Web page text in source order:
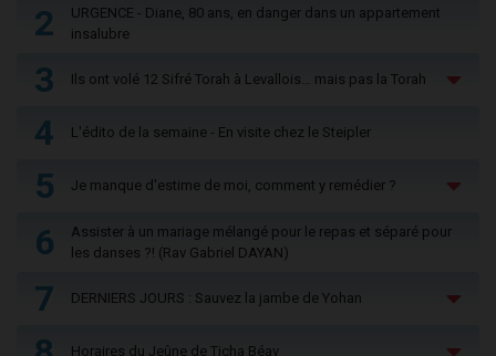
2
URGENCE - Diane, 80 ans, en danger dans un appartement
insalubre
3 Ils ont volé 12 Sifré Torah à Levallois… mais pas la Torah
4 L'édito de la semaine - En visite chez le Steipler
5 Je manque d'estime de moi, comment y remédier ?
6
Assister à un mariage mélangé pour le repas et séparé pour
les danses ?! (Rav Gabriel DAYAN)
7 DERNIERS JOURS : Sauvez la jambe de Yohan
Horaires du Jeûne de Ticha Béav